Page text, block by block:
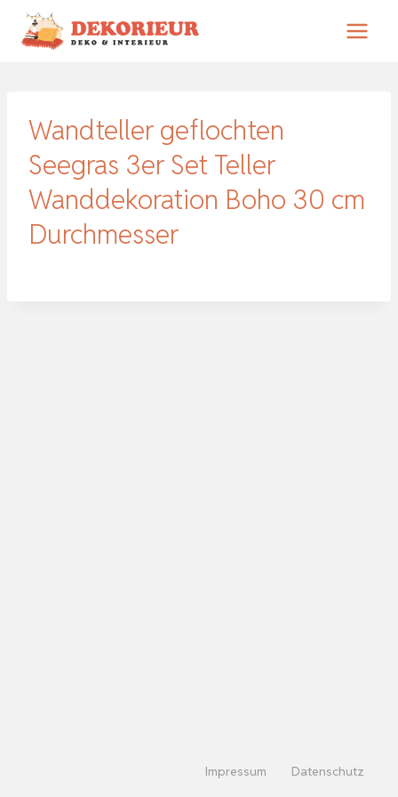
Zum
Inhalt
Wandteller geflochten
Seegras 3er Set Teller
Wanddekoration Boho 30 cm
Durchmesser
Impressum Datenschutz